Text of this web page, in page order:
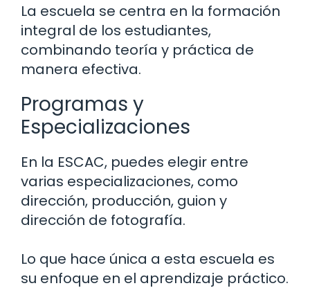
La escuela se centra en la formación
integral de los estudiantes,
combinando teoría y práctica de
manera efectiva.
Programas y
Especializaciones
En la ESCAC, puedes elegir entre
varias especializaciones, como
dirección, producción, guion y
dirección de fotografía.
Lo que hace única a esta escuela es
su enfoque en el aprendizaje práctico.